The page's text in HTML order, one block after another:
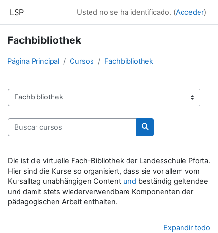
LSP Usted no se ha identificado. (Acceder)
Fachbibliothek
Página Principal Cursos Fachbibliothek
Categorías
Buscar cursos
Buscar cursos
Die ist die virtuelle Fach-Bibliothek der Landesschule Pforta.
Hier sind die Kurse so organisiert, dass sie vor allem vom
Kursalltag unabhängigen Content und beständig geltendee
und damit stets wiederverwendbare Komponenten der
pädagogischen Arbeit enthalten.
Expandir todo